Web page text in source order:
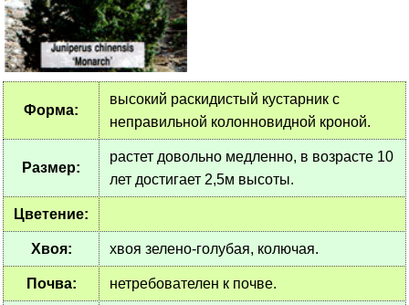
Форма:
высокий раскидистый кустарник с
неправильной колонновидной кроной.
Размер:
растет довольно медленно, в возрасте 10
лет достигает 2,5м высоты.
Цветение:
Хвоя: хвоя зелено-голубая, колючая.
Почва: нетребователен к почве.